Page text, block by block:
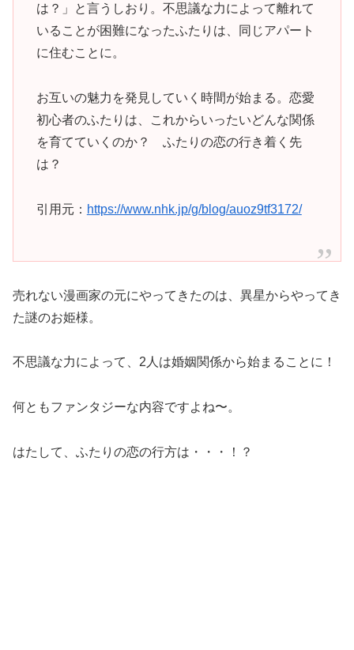
は？」と言うしおり。不思議な力によって離れて
いることが困難になったふたりは、同じアパート
に住むことに。
お互いの魅力を発見していく時間が始まる。恋愛
初心者のふたりは、これからいったいどんな関係
を育てていくのか？ ふたりの恋の行き着く先
は？
引用元： https://www.nhk.jp/g/blog/auoz9tf3172/
売れない漫画家の元にやってきたのは、異星からやってき
た謎のお姫様。
不思議な力によって、2人は婚姻関係から始まることに！
何ともファンタジーな内容ですよね〜。
はたして、ふたりの恋の行方は・・・！？